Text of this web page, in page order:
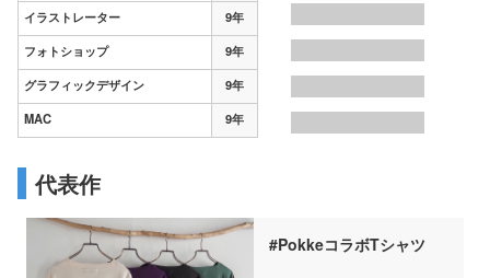
イラストレーター
9年
フォトショップ
9年
グラフィックデザイン
9年
MAC
9年
代表作
#PokkeコラボTシャツ